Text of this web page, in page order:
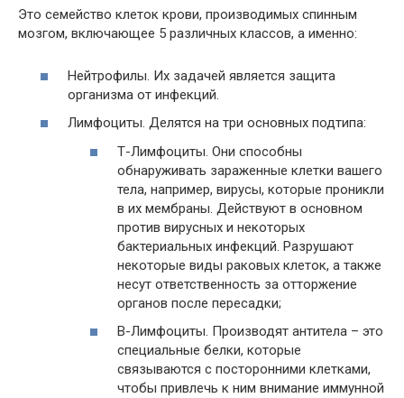
Это семейство клеток крови, производимых спинным
мозгом, включающее 5 различных классов, а именно:
Нейтрофилы. Их задачей является защита
организма от инфекций.
Лимфоциты. Делятся на три основных подтипа:
Т-Лимфоциты. Они способны
обнаруживать зараженные клетки вашего
тела, например, вирусы, которые проникли
в их мембраны. Действуют в основном
против вирусных и некоторых
бактериальных инфекций. Разрушают
некоторые виды раковых клеток, а также
несут ответственность за отторжение
органов после пересадки;
В-Лимфоциты. Производят антитела – это
специальные белки, которые
связываются с посторонними клетками,
чтобы привлечь к ним внимание иммунной